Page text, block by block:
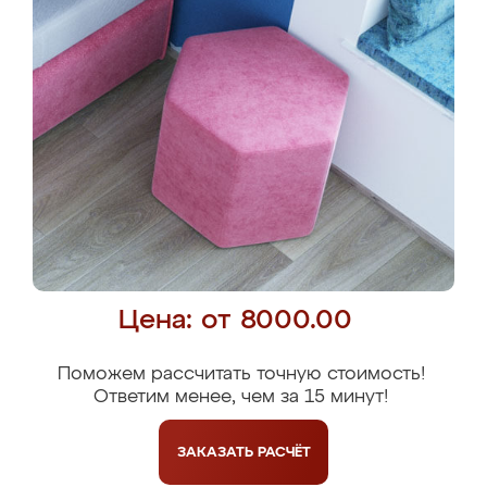
Цена: от 8000.00
Поможем рассчитать точную стоимость!
Ответим менее, чем за 15 минут!
ЗАКАЗАТЬ РАСЧЁТ